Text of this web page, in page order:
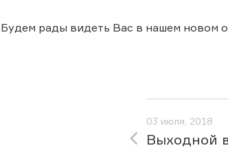
Будем рады видеть Вас в нашем новом
03 июля, 2018
Выходной